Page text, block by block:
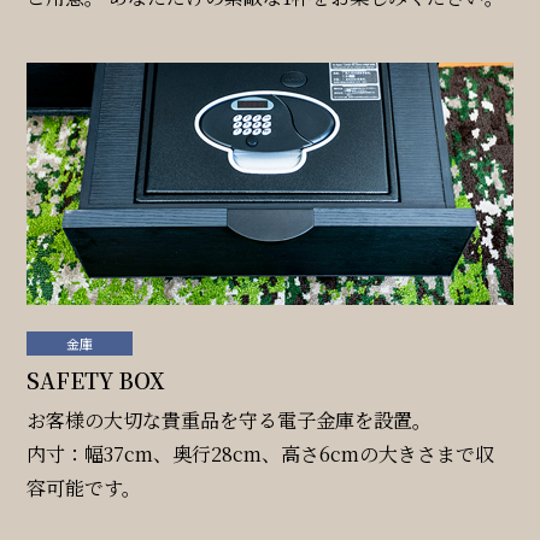
一部屋あたりのご利用人数
ご利用部屋数
検索
宿泊プラン一覧
金庫
SAFETY BOX
お客様の大切な貴重品を守る電子金庫を設置。
内寸：幅37cm、奥行28cm、高さ6cmの大きさまで収
容可能です。